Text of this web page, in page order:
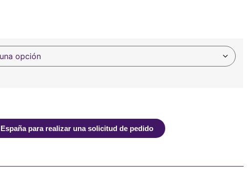
para realizar una solicitud de pedido